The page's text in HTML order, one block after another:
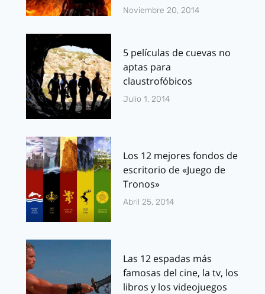
Noviembre 20, 2014
5 películas de cuevas no
aptas para
claustrofóbicos
Julio 1, 2014
Los 12 mejores fondos de
escritorio de «Juego de
Tronos»
Abril 25, 2014
Las 12 espadas más
famosas del cine, la tv, los
libros y los videojuegos